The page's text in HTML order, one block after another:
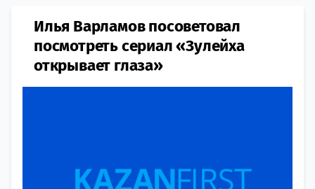
Илья Варламов посоветовал
посмотреть сериал «Зулейха
открывает глаза»